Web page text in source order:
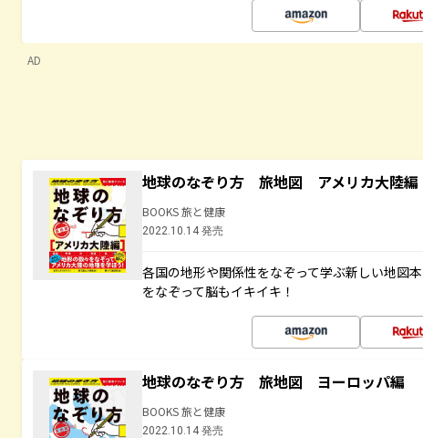
AD
地球のなぞり方 旅地図 アメリカ大陸編
BOOKS 旅と健康
2022.10.14 発売
各国の地形や関係性をなぞって学ぶ新しい地図
をなぞって脳もイキイキ！
地球のなぞり方 旅地図 ヨーロッパ編
BOOKS 旅と健康
2022.10.14 発売